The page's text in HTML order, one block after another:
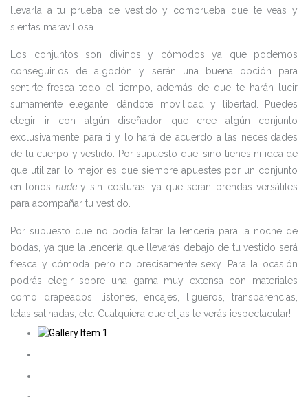
llevarla a tu prueba de vestido y comprueba que te veas y
sientas maravillosa.
Los conjuntos son divinos y cómodos ya que podemos
conseguirlos de algodón y serán una buena opción para
sentirte fresca todo el tiempo, además de que te harán lucir
sumamente elegante, dándote movilidad y libertad. Puedes
elegir ir con algún diseñador que cree algún conjunto
exclusivamente para ti y lo hará de acuerdo a las necesidades
de tu cuerpo y vestido. Por supuesto que, sino tienes ni idea de
que utilizar, lo mejor es que siempre apuestes por un conjunto
en tonos nude y sin costuras, ya que serán prendas versátiles
para acompañar tu vestido.
Por supuesto que no podía faltar la lencería para la noche de
bodas, ya que la lencería que llevarás debajo de tu vestido será
fresca y cómoda pero no precisamente sexy. Para la ocasión
podrás elegir sobre una gama muy extensa con materiales
como drapeados, listones, encajes, ligueros, transparencias,
telas satinadas, etc. Cualquiera que elijas te verás ¡espectacular!